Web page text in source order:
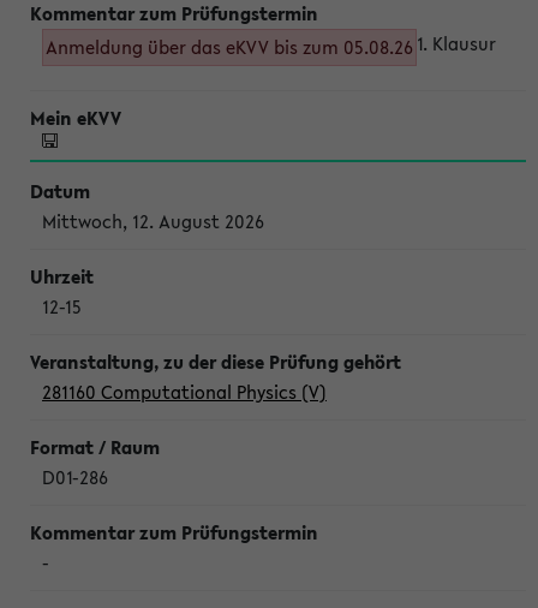
Anmeldung über das eKVV bis zum 05.08.26 1. Klausur
Mittwoch, 12. August 2026
12-15
281160 Computational Physics (V)
D01-286
-